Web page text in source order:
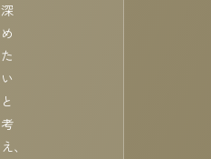
深
め
た
い
と
考
え、